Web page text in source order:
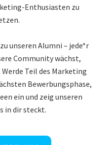
Enthusiasten zu
unseren Alumni – jede*r
Community wächst,
Teil des Marketing
Bewerbungsphase,
ein und zeig unseren
in dir steckt.